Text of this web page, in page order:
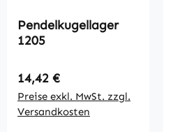
Pendelkugellager
1205
Regulärer Preis:
14,42 €
Preise exkl. MwSt. zzgl.
Versandkosten